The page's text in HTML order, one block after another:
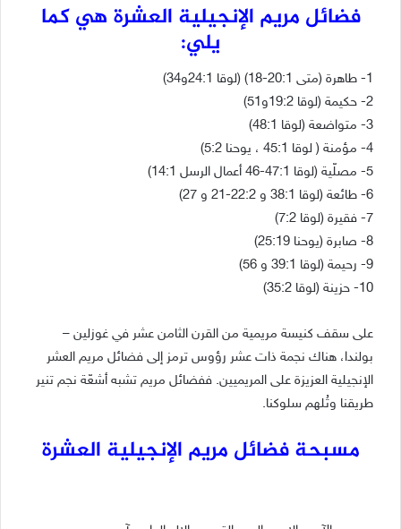
فضائل مريم الإنجيلية العشرة هي كما
يلي:
1- طاهرة (متى 20:1-18) (لوقا 24:1و34)
2- حكيمة (لوقا 19:2و51)
3- متواضعة (لوقا 48:1)
4- مؤمنة ( لوقا 45:1 ، يوحنا 5:2)
5- مصلّية (لوقا 47:1-46 أعمال الرسل 14:1)
6- طائعة (لوقا 38:1 و 22:2-21 و 27)
7- فقيرة (لوقا 7:2)
8- صابرة (يوحنا 25:19)
9- رحيمة (لوقا 39:1 و 56)
10- حزينة (لوقا 35:2)
على سقف كنيسة مريمية من القرن الثامن عشر في غوزلين –
بولندا، هناك نجمة ذات عشر رؤوس ترمز إلى فضائل مريم العشر
الإنجيلية العزيزة على المريميين. ففضائل مريم تشبه أشعّة نجم تنير
طريقنا وتُلهم سلوكنا.
مسبحة فضائل مريم الإنجيلية العشرة